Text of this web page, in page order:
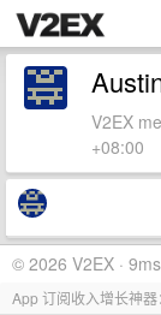
V2EX
+08:00
© 2026 V2EX ·
App 订阅收入增长神